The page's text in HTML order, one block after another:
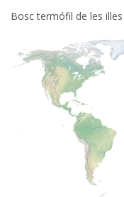
Bosc termófil de les illes